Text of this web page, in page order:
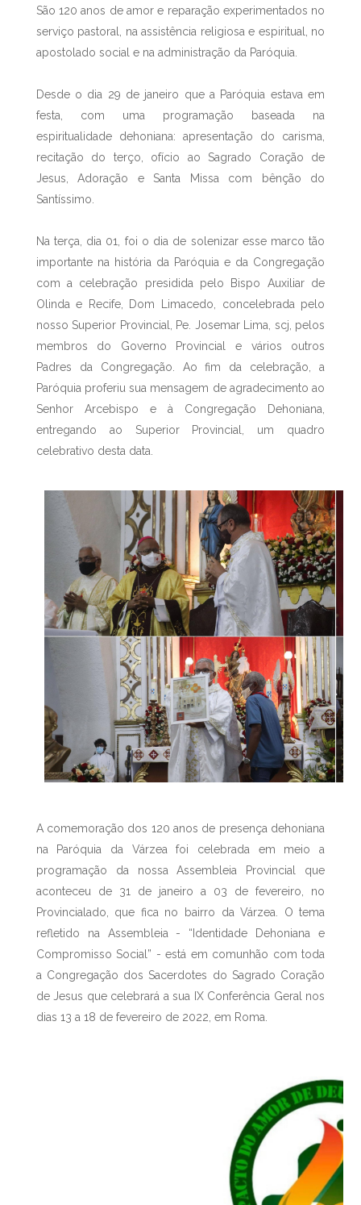
São 120 anos de amor e reparação experimentados no
serviço pastoral, na assistência religiosa e espiritual, no
apostolado social e na administração da Paróquia.
Desde o dia 29 de janeiro que a Paróquia estava em
festa, com uma programação baseada na
espiritualidade dehoniana: apresentação do carisma,
recitação do terço, ofício ao Sagrado Coração de
Jesus, Adoração e Santa Missa com bênção do
Santíssimo.
Na terça, dia 01, foi o dia de solenizar esse marco tão
importante na história da Paróquia e da Congregação
com a celebração presidida pelo Bispo Auxiliar de
Olinda e Recife, Dom Limacedo, concelebrada pelo
nosso Superior Provincial, Pe. Josemar Lima, scj, pelos
membros do Governo Provincial e vários outros
Padres da Congregação. Ao fim da celebração, a
Paróquia proferiu sua mensagem de agradecimento ao
Senhor Arcebispo e à Congregação Dehoniana,
entregando ao Superior Provincial, um quadro
celebrativo desta data.
A comemoração dos 120 anos de presença dehoniana
na Paróquia da Várzea foi celebrada em meio a
programação da nossa Assembleia Provincial que
aconteceu de 31 de janeiro a 03 de fevereiro, no
Provincialado, que fica no bairro da Várzea. O tema
refletido na Assembleia - “Identidade Dehoniana e
Compromisso Social” - está em comunhão com toda
a Congregação dos Sacerdotes do Sagrado Coração
de Jesus que celebrará a sua IX Conferência Geral nos
dias 13 a 18 de fevereiro de 2022, em Roma.